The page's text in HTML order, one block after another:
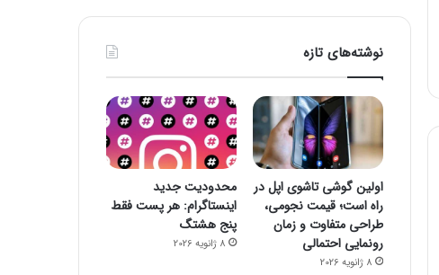
نوشته‌های تازه
اولین گوشی تاشوی اپل در
راه است؛ قیمت نجومی،
طراحی متفاوت و زمان
رونمایی احتمالی
8 ژانویه 2026
محدودیت جدید
اینستاگرام: هر پست فقط
پنج هشتگ
8 ژانویه 2026